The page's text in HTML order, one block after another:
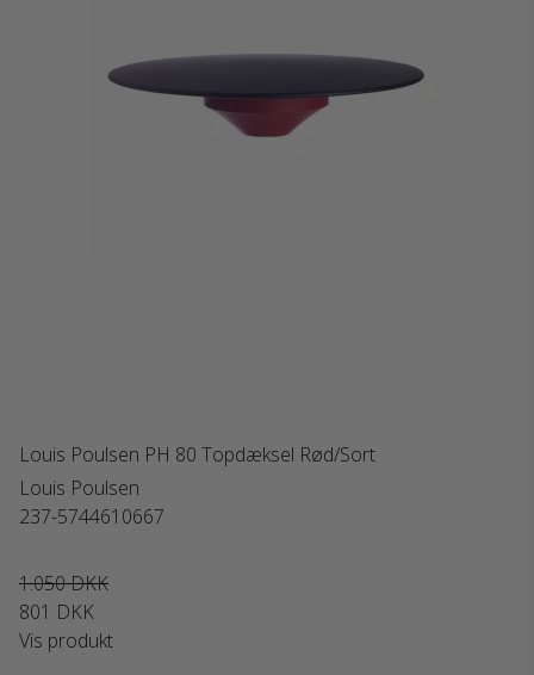
Louis Poulsen PH 80 Topdæksel Rød/Sort
Louis Poulsen
237-5744610667
1.050 DKK
801 DKK
Vis produkt